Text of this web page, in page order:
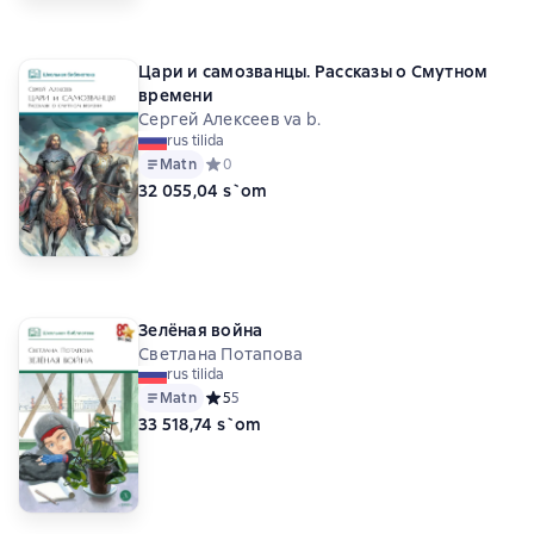
Владимир Маяковский Светлана Потапова
Цари и самозванцы. Рассказы о Смутном
времени
Сергей Алексеев va b.
rus tilida
Matn Средний рейтинг 0 на основе 0 оценок
0
32 055,04 s`om
Зелёная война
Светлана Потапова
rus tilida
Matn Средний рейтинг 5 на основе 5 оценок
55
33 518,74 s`om